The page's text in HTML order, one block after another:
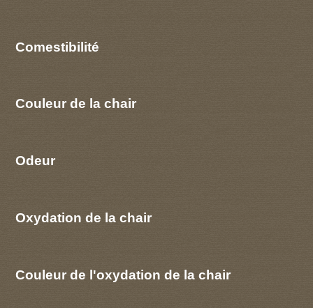
Comestibilité
Couleur de la chair
Odeur
Oxydation de la chair
Couleur de l'oxydation de la chair